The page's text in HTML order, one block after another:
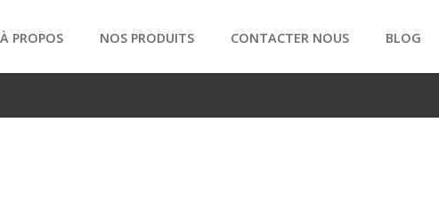
À PROPOS NOS PRODUITS CONTACTER NOUS BLOG